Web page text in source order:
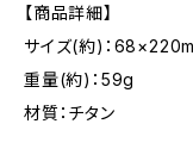
【商品詳細】
サイズ(約)：
重量(約)：59g
材質：チタン